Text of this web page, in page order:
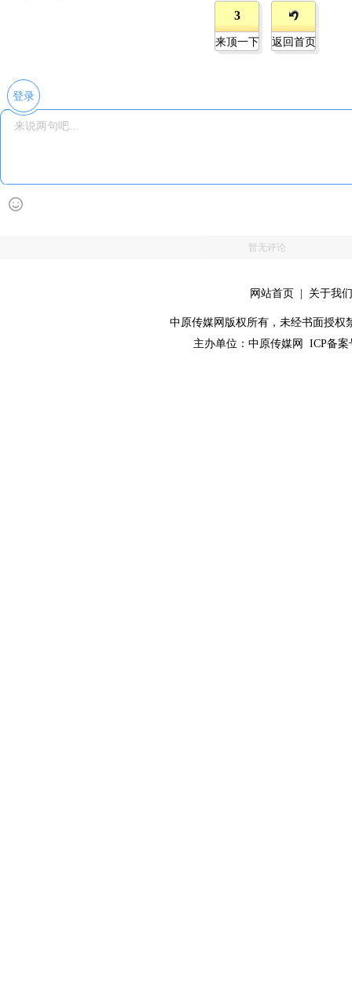
3
来顶一下 返回首页
登录
暂无评论
网站首页 关于我们
中原传媒网版权所有，未经书面授权
主办单位： 中原传媒网 ICP备案